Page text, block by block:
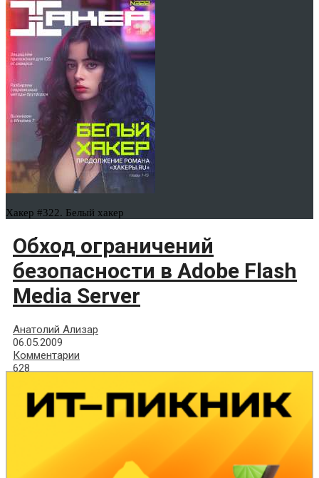
Хакер #322. Белый хакер
Обход ограничений
безопасности в Adobe Flash
Media Server
Анатолий Ализар
06.05.2009
Комментарии
628